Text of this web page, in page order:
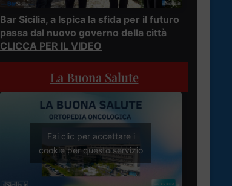
Bar Sicilia, a Ispica la sfida per il futuro
passa dal nuovo governo della città
CLICCA PER IL VIDEO
La Buona Salute
Fai clic per accettare i
cookie per questo servizio